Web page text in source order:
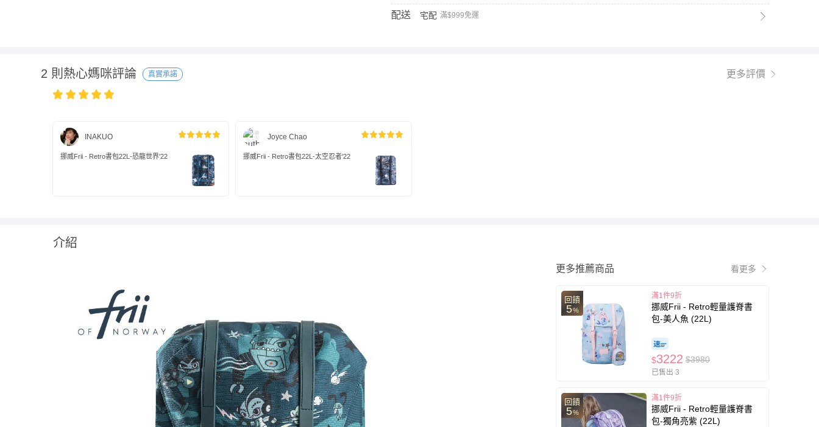
配送 宅配 滿$999免運
2 則熱心媽咪評論 真實承諾 更多評價
INAKUO
挪威Frii - Retro書包22L-恐龍世界'22
Joyce Chao
挪威Frii - Retro書包22L-太空忍者'22
介紹
更多推薦商品 看更多
回饋
5%
滿1件9折
挪威Frii - Retro輕量護脊書
包-美人魚 (22L)
$3222 $3980
已售出 3
回饋
5%
滿1件9折
挪威Frii - Retro輕量護脊書
包-獨角亮紫 (22L)